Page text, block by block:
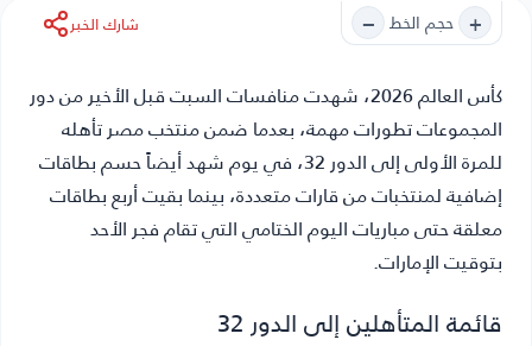
+ حجم الخط − شارك الخبر
كأس العالم 2026
، شهدت منافسات السبت قبل الأخير من دور
المجموعات تطورات مهمة، بعدما ضمن منتخب مصر تأهله
للمرة الأولى إلى الدور 32، في يوم شهد أيضاً حسم بطاقات
إضافية لمنتخبات من قارات متعددة، بينما بقيت أربع بطاقات
معلقة حتى مباريات اليوم الختامي التي تقام فجر الأحد
بتوقيت الإمارات.
قائمة المتأهلين إلى الدور 32